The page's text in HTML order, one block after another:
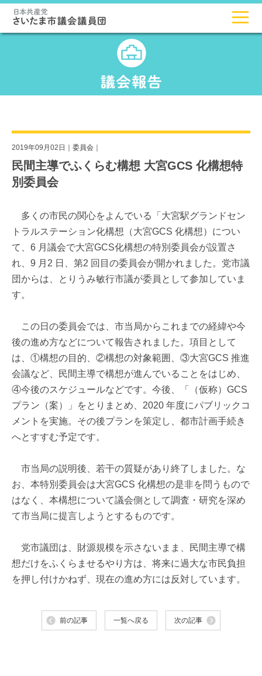
2019年09月02日｜ 委員会
民間主導でふくらむ構想 大宮GCS 化構想特
別委員会
多くの市民の関心をよんでいる「大宮駅グランドセン
トラルステーション化構想（大宮GCS 化構想）につい
て、6 月議会で大宮GCS化構想の特別委員会が設置さ
れ、9 月2 日、第2 回目の委員会が開かれました。党市議
団からは、とりうみ敏行市議が委員として参加していま
す。
この日の委員会では、市当局からこれまでの経緯や今
後の進め方などについて報告されました。項目として
は、①構想の目的、②構想の対象範囲、③大宮GCS 推進
会議など、民間主導で構想が進んでいることをはじめ、
④今後のスケジュールなどです。今後、「（仮称）GCS
プラン（案）」をとりまとめ、2020 年度にパブリックコ
メントを実施。その後プランを策定し、都市計画手続き
へとすすむ予定です。
市当局の説明後、若干の質疑があり終了しました。な
お、本特別委員会は大宮GCS 化構想の是非を問うもので
はなく、本構想について議会側として調査・研究を深め
て市当局に提言しようとするものです。
党市議団は、財源規模を示さないまま、民間主導で構
想だけをふくらませるやり方は、将来に過大な市民負担
を押し付けかねず、現在の進め方には反対しています。
前の記事 一覧へ戻る 次の記事